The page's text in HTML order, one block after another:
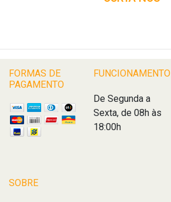
FORMAS DE
PAGAMENTO
FUNCIONAMENTO
De Segunda a
Sexta, de 08h às
18:00h
SOBRE